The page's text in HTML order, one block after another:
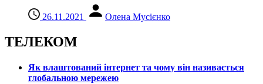
26.11.2021 Олена Мусієнко
ТЕЛЕКОМ
Як влаштований інтернет та чому він називається
глобальною мережею